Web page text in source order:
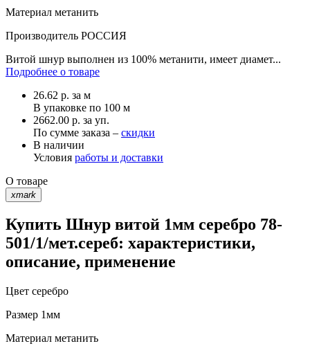
Материал метанить
Производитель РОССИЯ
Витой шнур выполнен из 100% метанити, имеет диамет...
Подробнее о товаре
26.62 р. за м
В упаковке по 100 м
2662.00 р. за уп.
По сумме заказа – скидки
В наличии
Условия работы и доставки
О товаре
xmark
Купить Шнур витой 1мм серебро 78-
501/1/мет.сереб: характеристики,
описание, применение
Цвет серебро
Размер 1мм
Материал метанить